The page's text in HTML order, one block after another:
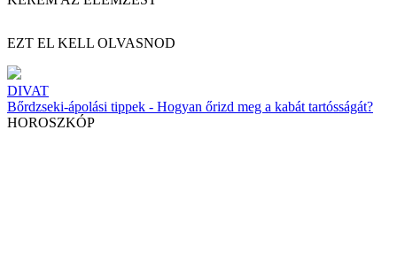
EZT EL KELL OLVASNOD
DIVAT
Bőrdzseki-ápolási tippek - Hogyan őrizd meg a kabát tartósságát?
HOROSZKÓP